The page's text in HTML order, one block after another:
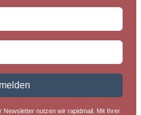
Newsletter nutzen wir rapidmail. Mit Ihrer